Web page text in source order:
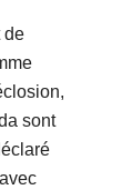
de
sont